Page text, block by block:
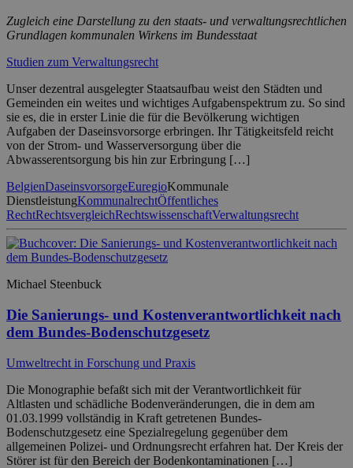
Zugleich eine Darstellung zu den staats- und verwaltungsrechtlichen
Grundlagen kommunalen Wirkens im Bundesstaat
Studien zum Verwaltungsrecht
Unser dezentral ausgelegter Staatsaufbau weist den Städten und
Gemeinden ein weites und wichtiges Aufgabenspektrum zu. So sind
sie es, die in erster Linie die für die Bevölkerung wichtigen
Aufgaben der Daseinsvorsorge erbringen. Ihr Tätigkeitsfeld reicht
von der Strom- und Wasserversorgung über die
Abwasserentsorgung bis hin zur Erbringung […]
BelgienDaseinsvorsorgeEuregioKommunale
DienstleistungKommunalrechtÖffentliches
RechtRechtsvergleichRechtswissenschaftVerwaltungsrecht
Michael Steenbuck
Die Sanierungs- und Kostenverantwortlichkeit nach
dem Bundes-Bodenschutzgesetz
Umweltrecht in Forschung und Praxis
Die Monographie befaßt sich mit der Verantwortlichkeit für
Altlasten und schädliche Bodenveränderungen, die in dem am
01.03.1999 vollständig in Kraft getretenen Bundes-
Bodenschutzgesetz eine Spezialregelung gegenüber dem
allgemeinen Polizei- und Ordnungsrecht erfahren hat. Der Kreis der
Störer ist für den Bereich der Bodenkontaminationen […]